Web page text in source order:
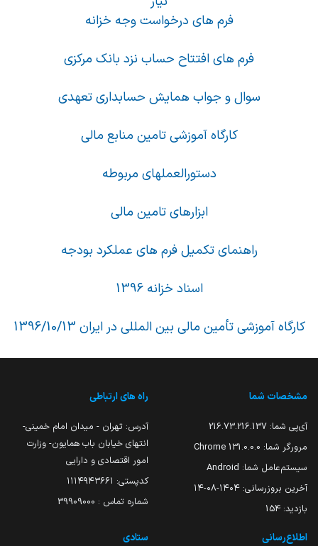
فرم های درخواست وجه خزانه
فرم های افتتاح حساب نزد بانک مرکزی
سوال و جواب همایش حسابداری تعهدی
کارگاه آموزشی تامین منابع مالی
دستورالعملهای مربوطه
ابزارهای تامین مالی
راهنمای تکمیل فرم های عملکرد بودجه
اسناد خزانه 1396
کارگاه آموزشی تأمین مالی بین المللی در ایران 1396/10/13
مشخصات شما
آی‌پی شما: 216.73.216.137
مرورگر شما: 131.0.0.0 Chrome
سیستم‌عامل شما: Android
آخرین بروزرسانی: ۱۴۰۴-۰۸-۱۴
بازدید: 154
راه های ارتباطی
آدرس: تهران - میدان امام خمینی-
انتهای خیابان باب همایون- وزارت
امور اقتصادی و دارایی
کدپستی: ۱۱۱۴۹۴۳۶۶۱
شماره تماس : 39909000
اطلاع‌رسانی ستادی